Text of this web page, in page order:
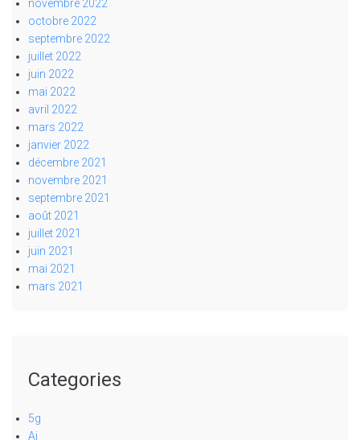
novembre 2022
octobre 2022
septembre 2022
juillet 2022
juin 2022
mai 2022
avril 2022
mars 2022
janvier 2022
décembre 2021
novembre 2021
septembre 2021
août 2021
juillet 2021
juin 2021
mai 2021
mars 2021
Categories
5g
Ai